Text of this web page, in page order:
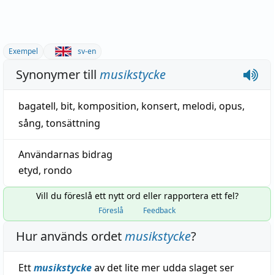
Exempel sv-en
Synonymer till musikstycke
bagatell, bit, komposition, konsert, melodi, opus,
sång, tonsättning
Användarnas bidrag
etyd, rondo
Vill du föreslå ett nytt ord eller rapportera ett fel?
Föreslå Feedback
Hur används ordetmusikstycke?
Ettmusikstyckeav det lite mer udda slaget ser